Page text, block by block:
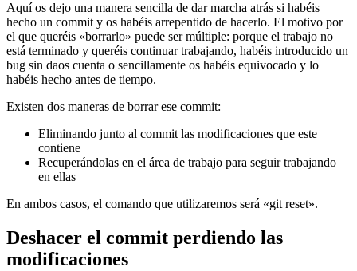
Aquí os dejo una manera sencilla de dar marcha atrás si habéis
hecho un commit y os habéis arrepentido de hacerlo. El motivo por
el que queréis «borrarlo» puede ser múltiple: porque el trabajo no
está terminado y queréis continuar trabajando, habéis introducido un
bug sin daos cuenta o sencillamente os habéis equivocado y lo
habéis hecho antes de tiempo.
Existen dos maneras de borrar ese commit:
Eliminando junto al commit las modificaciones que este
contiene
Recuperándolas en el área de trabajo para seguir trabajando
en ellas
En ambos casos, el comando que utilizaremos será «git reset».
Deshacer el commit perdiendo las
modificaciones